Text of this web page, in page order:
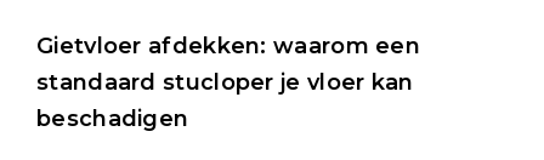
Gietvloer afdekken: waarom een
standaard stucloper je vloer kan
beschadigen